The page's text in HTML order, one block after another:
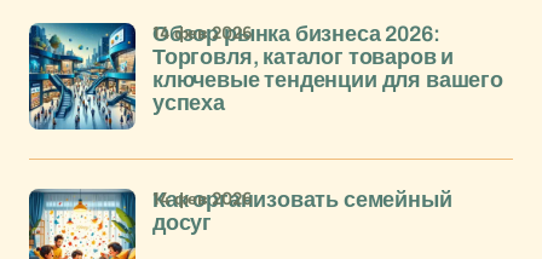
Обзор рынка бизнеса 2026:
Торговля, каталог товаров и
ключевые тенденции для вашего
успеха
14 фев 2026
Как организовать семейный
досуг
14 фев 2026